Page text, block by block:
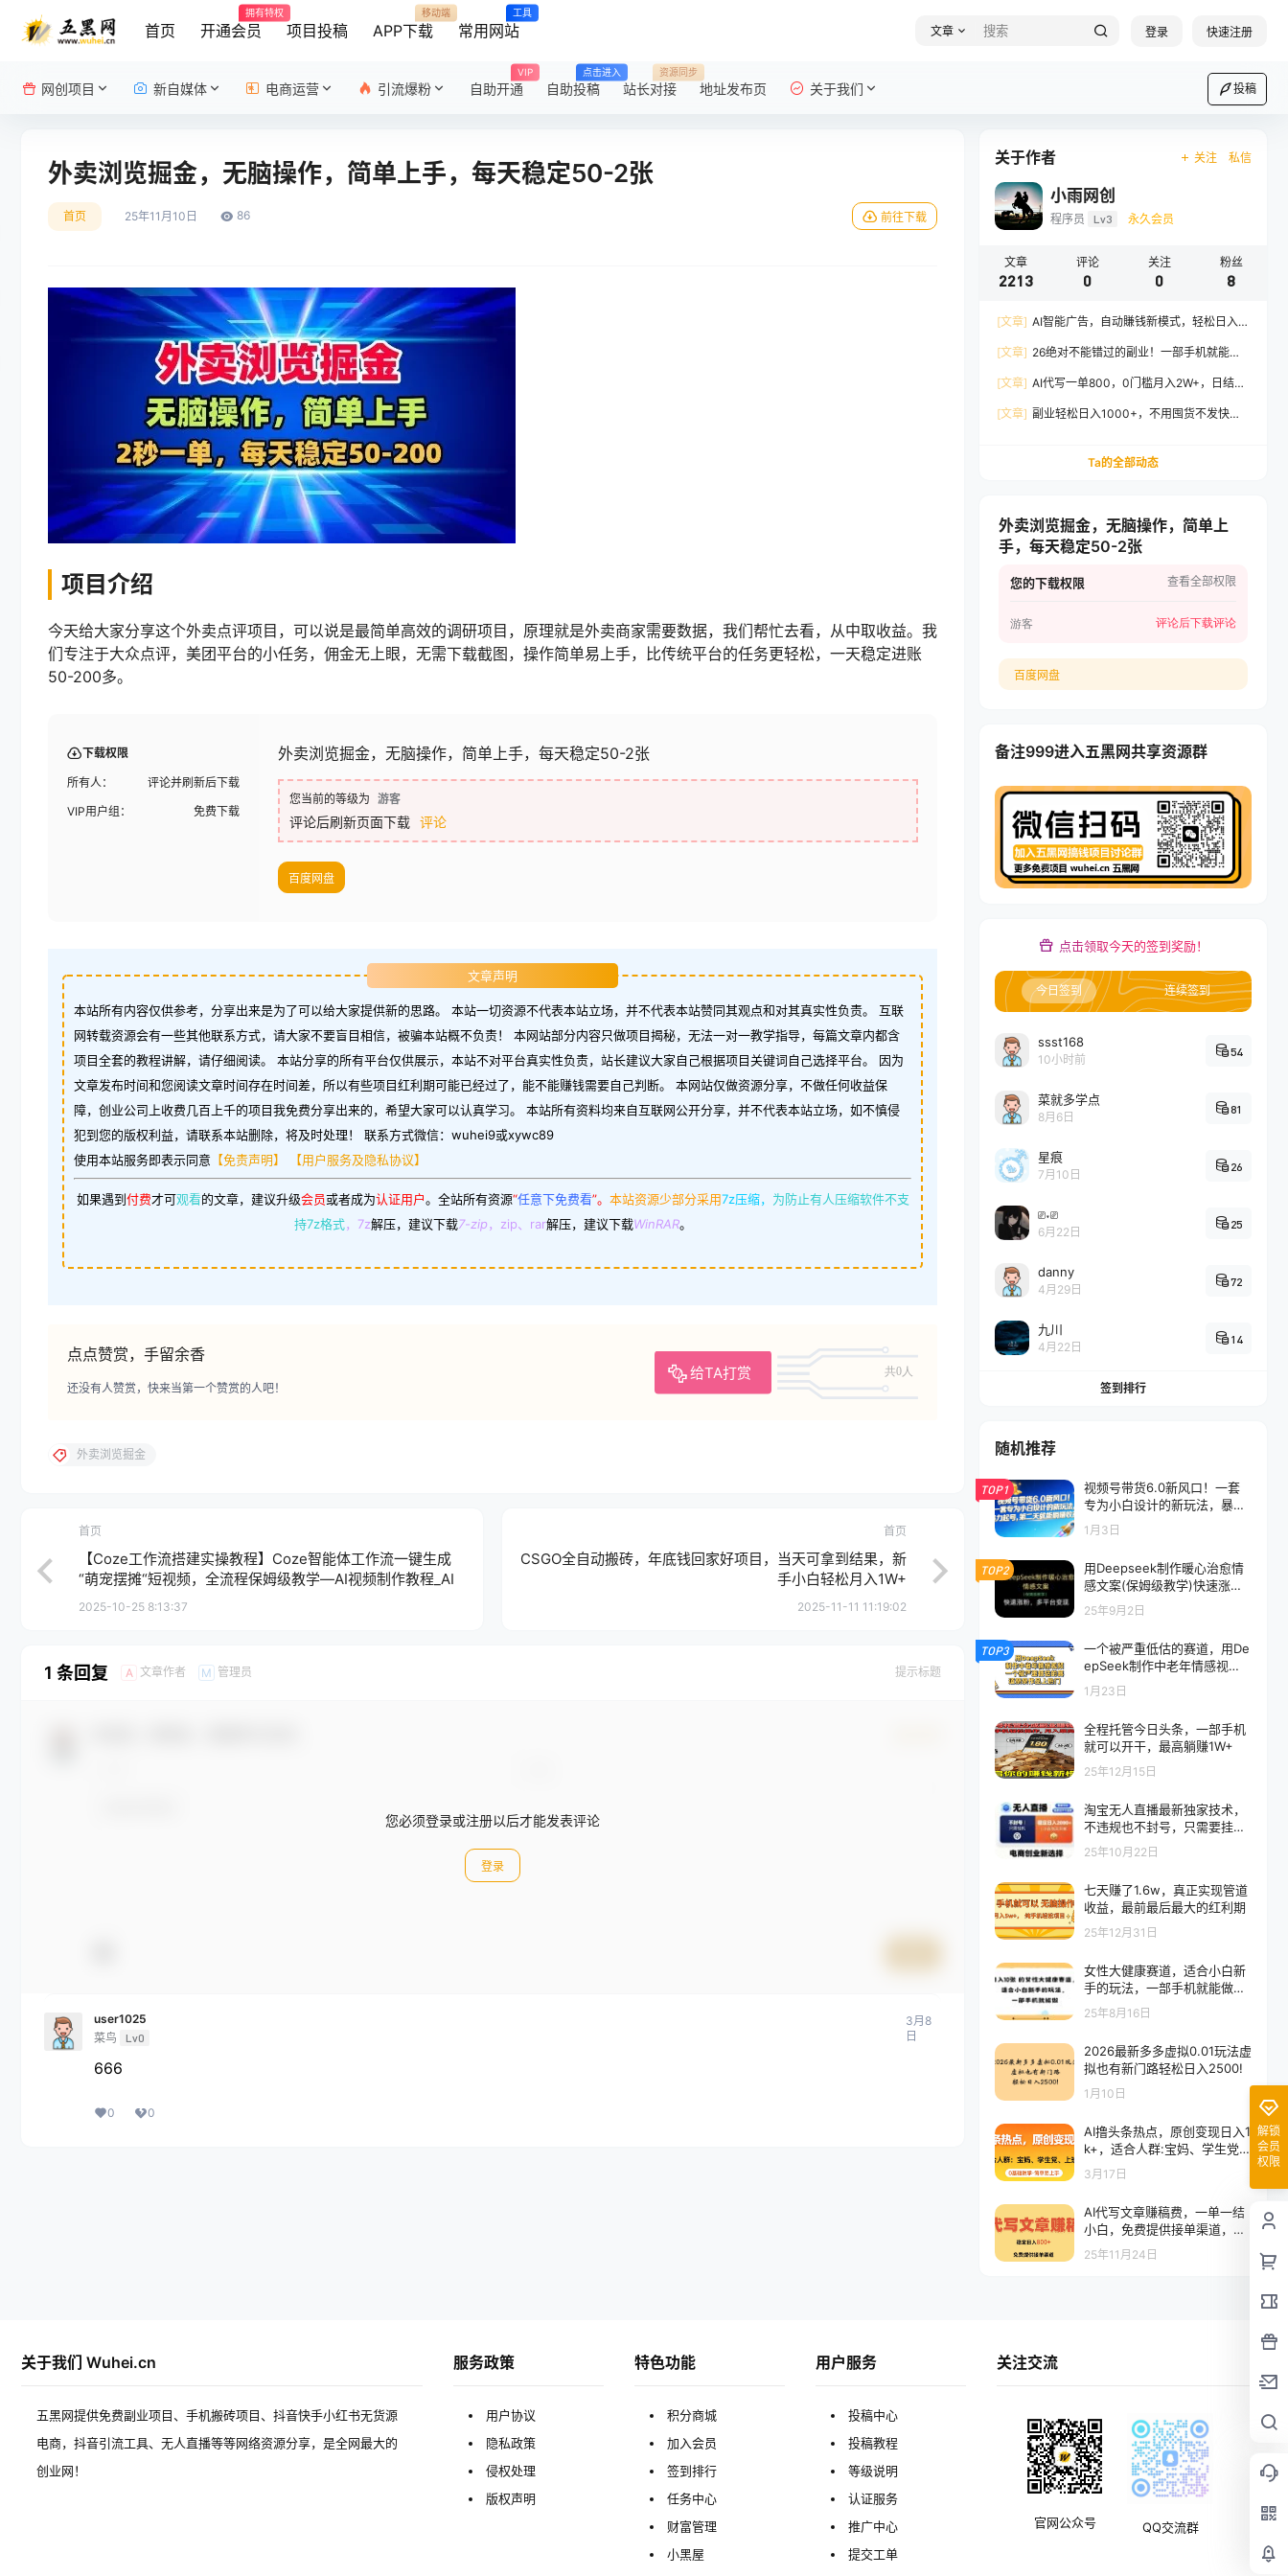
首页 开通会员
拥有特权
项目投稿 APP下载
移动端
常用网站
工具
文章 登录 快速注册
网创项目 新自媒体 电商运营 引流爆粉 自助开通
VIP
自助投稿
点击进入
站长对接
资源同步
地址发布页 关于我们 投稿
外卖浏览掘金，无脑操作，简单上手，每天稳定50-2张
首页 25年11月10日 86 前往下载
项目介绍
今天给大家分享这个外卖点评项目，可以说是最简单高效的调研项目，原理就是外卖商家需要数据，我们帮忙去看，从中取收益。我
们专注于大众点评，美团平台的小任务，佣金无上眼，无需下载截图，操作简单易上手，比传统平台的任务更轻松，一天稳定进账
50-200多。
下载权限
所有人：
评论并刷新后下载
VIP用户组：
免费下载
外卖浏览掘金，无脑操作，简单上手，每天稳定50-2张
您当前的等级为 游客
评论后刷新页面下载 评论
百度网盘
文章声明
本站所有内容仅供参考，分享出来是为了可以给大家提供新的思路。 本站一切资源不代表本站立场，并不代表本站赞同其观点和对其真实性负责。 互联
网转载资源会有一些其他联系方式，请大家不要盲目相信，被骗本站概不负责！ 本网站部分内容只做项目揭秘，无法一对一教学指导，每篇文章内都含
项目全套的教程讲解，请仔细阅读。 本站分享的所有平台仅供展示，本站不对平台真实性负责，站长建议大家自己根据项目关键词自己选择平台。 因为
文章发布时间和您阅读文章时间存在时间差，所以有些项目红利期可能已经过了，能不能赚钱需要自己判断。 本网站仅做资源分享，不做任何收益保
障，创业公司上收费几百上千的项目我免费分享出来的，希望大家可以认真学习。 本站所有资料均来自互联网公开分享，并不代表本站立场，如不慎侵
犯到您的版权利益，请联系本站删除，将及时处理！ 联系方式微信：wuhei9或xywc89
使用本站服务即表示同意 【免责声明】 【用户服务及隐私协议】
如果遇到付费才可观看的文章，建议升级会员或者成为认证用户。 全站所有资源“任意下免费看”。 本站资源少部分采用7z压缩， 为防止有人压缩软件不支
持7z格式，7z解压，建议下载7-zip，zip、rar解压，建议下载WinRAR。
点点赞赏，手留余香
给TA打赏 共0人
还没有人赞赏，快来当第一个赞赏的人吧！
外卖浏览掘金
首页
【Coze工作流搭建实操教程】Coze智能体工作流一键生成
“萌宠摆摊“短视频，全流程保姆级教学—AI视频制作教程_AI
创作_AI短片_AI脚本_AI绘画_AIGC人工智能！
2025-10-25 8:13:37
首页
CSGO全自动搬砖，年底钱回家好项目，当天可拿到结果，新
手小白轻松月入1W+
2025-11-11 11:19:02
1 条回复 A 文章作者 M 管理员 提示标题
您必须登录或注册以后才能发表评论
登录
user1025
菜鸟
Lv0
3月8
日
666
0 0
关于作者 关注 私信
小雨网创
程序员 Lv3 永久会员
文章
2213
评论
0
关注
0
粉丝
8
[文章] AI智能广告，自动賺钱新模式，轻松日入
[文章] 26绝对不能错过的副业！一部手机就能操
[文章] AI代写一单800，0门槛月入2W+，日结不
[文章] 副业轻松日入1000+，不用囤货不发快
Ta的全部动态
外卖浏览掘金，无脑操作，简单上
手，每天稳定50-2张
您的下载权限 查看全部权限
游客 评论后下载评论
百度网盘
备注999进入五黑网共享资源群
点击领取今天的签到奖励！
今日签到 连续签到
ssst168
10小时前
54
菜就多学点
8月6日
81
星痕
7月10日
26
⎚˕⎚
6月22日
25
danny
4月29日
72
九川
4月22日
14
签到排行
随机推荐
TOP1
视频号带货6.0新风口！一套
专为小白设计的新玩法，暴力
起号，第二天就能躺赚收益
1月3日
TOP2
用Deepseek制作暖心治愈情
感文案(保姆级教学)快速涨
粉，多平台变现
25年9月2日
TOP3
一个被严重低估的赛道，用De
epSeek制作中老年情感视
频，条条作品上热门!
1月23日
全程托管今日头条，一部手机
就可以开干，最高躺赚1W+
25年12月15日
淘宝无人直播最新独家技术，
不违规也不封号，只需要挂
G，稳定日入2k＋,小白也能当
天开单
25年10月22日
七天赚了1.6w，真正实现管道
收益，最前最后最大的红利期
25年12月31日
女性大健康赛道，适合小白新
手的玩法，一部手机就能做，
日入多张
25年8月16日
2026最新多多虚拟0.01玩法虚
拟也有新门路轻松日入2500!
1月10日
AI撸头条热点，原创变现日入1
k+，适合人群:宝妈、学生党、
上班族，0基础教学，简单易
上手
3月17日
AI代写文章赚稿费，一单一结
小白，免费提供接单渠道，稳
定日入800+！
25年11月24日
解锁
会员
权限
关于我们 Wuhei.cn
五黑网提供免费副业项目、手机搬砖项目、抖音快手小红书无货源
电商，抖音引流工具、无人直播等等网络资源分享，是全网最大的
创业网！
服务政策
用户协议
隐私政策
侵权处理
版权声明
特色功能
积分商城
加入会员
签到排行
任务中心
财富管理
小黑屋
用户服务
投稿中心
投稿教程
等级说明
认证服务
推广中心
提交工单
关注交流
官网公众号 QQ交流群